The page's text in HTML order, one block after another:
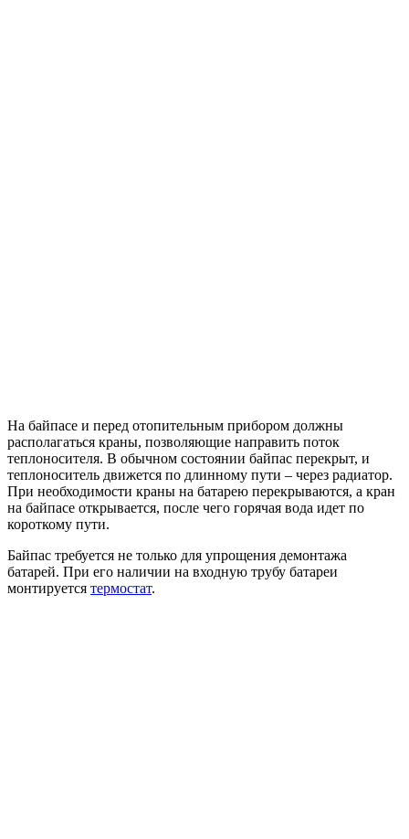
На байпасе и перед отопительным прибором должны
располагаться краны, позволяющие направить поток
теплоносителя. В обычном состоянии байпас перекрыт, и
теплоноситель движется по длинному пути – через радиатор.
При необходимости краны на батарею перекрываются, а кран
на байпасе открывается, после чего горячая вода идет по
короткому пути.
Байпас требуется не только для упрощения демонтажа
батарей. При его наличии на входную трубу батареи
монтируется термостат.